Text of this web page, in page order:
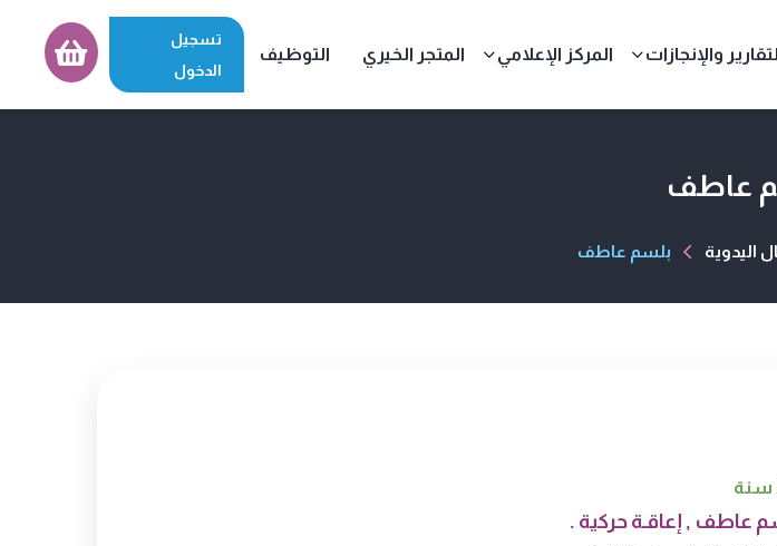
والإنجازات المركز الإعلامي المتجر الخيري التوظيف
تسجيل
الدخول
عاطف
اليدوية بلسم عاطف
عاطف , إعاقـة حركية .